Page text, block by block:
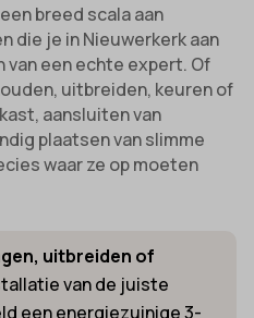
breed scala aan
die je in Nieuwerkerk aan
van een echte expert. Of
uitbreiden, keuren of
aansluiten van
plaatsen van slimme
waar ze op moeten
uitbreiden of
van de juiste
een energiezuinige 3-